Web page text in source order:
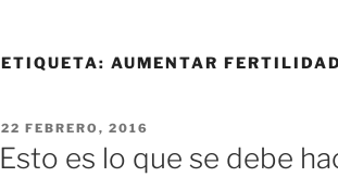
ETIQUETA: AUMENTAR
PUBLICADO
EN
22 FEBRERO, 2016
Esto es lo que se debe